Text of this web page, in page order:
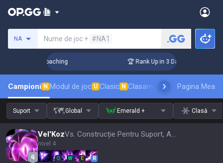
NA Nume de joc + #NA1
Coaching 🏆 Rank Up in 3 Days! Challenger
Campioni N Modul de joc U Clasic N Clasament skinuriPagina Mea
Suport Global Emerald + Clasă
Vel'Koz Vs. Construcție Pentru Suport, Actualizare 16.15
nivel 4
Q W E R